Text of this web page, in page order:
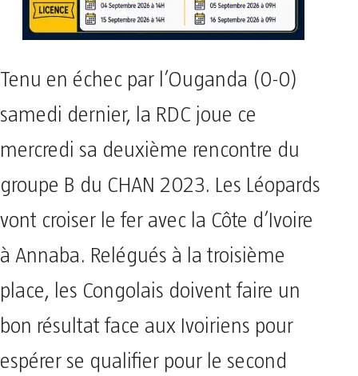
Tenu en échec par l’Ouganda (0-0)
samedi dernier, la RDC joue ce
mercredi sa deuxième rencontre du
groupe B du CHAN 2023. Les Léopards
vont croiser le fer avec la Côte d’Ivoire
à Annaba. Relégués à la troisième
place, les Congolais doivent faire un
bon résultat face aux Ivoiriens pour
espérer se qualifier pour le second